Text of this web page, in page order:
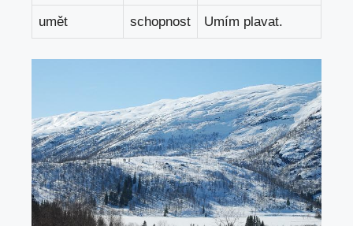
umět schopnost Umím plavat.